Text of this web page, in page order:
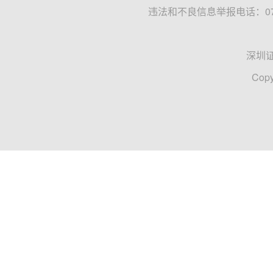
违法和不良信息举报电话：
深圳